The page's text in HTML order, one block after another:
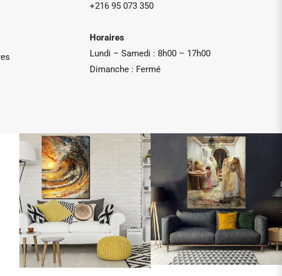
+216 95 073 350
Horaires
Lundi – Samedi : 8h00 – 17h00
Dimanche : Fermé